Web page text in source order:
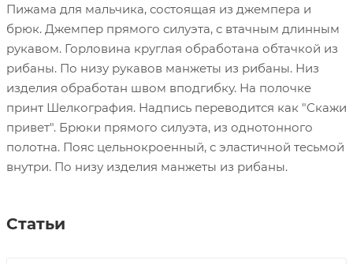
Пижама для мальчика, состоящая из джемпера и
брюк. Джемпер прямого силуэта, с втачным длинным
рукавом. Горловина круглая обработана обтачкой из
рибаны. По низу рукавов манжеты из рибаны. Низ
изделия обработан швом вподгибку. На полочке
принт Шелкография. Надпись переводится как "Скажи
привет". Брюки прямого силуэта, из однотонного
полотна. Пояс цельнокроенный, с эластичной тесьмой
внутри. По низу изделия манжеты из рибаны.
Статьи